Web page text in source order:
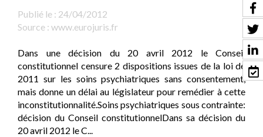
Publié le : 24/04/2012
Source : www.eurojuris.fr
Dans une décision du 20 avril 2012 le Conseil
constitutionnel censure 2 dispositions issues de la loi de
2011 sur les soins psychiatriques sans consentement,
mais donne un délai au législateur pour remédier à cette
inconstitutionnalité.Soins psychiatriques sous contrainte:
décision du Conseil constitutionnelDans sa décision du
20 avril 2012 le C...